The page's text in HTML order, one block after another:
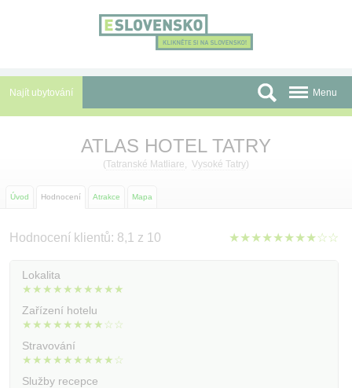
Najít ubytování
Autobusové zájezdy
Atrakce
O nás
Kontakt
Menu
ATLAS HOTEL TATRY
(Tatranské Matliare, Vysoké Tatry)
Úvod Hodnocení Atrakce Mapa
Hodnocení klientů: 8,1 z 10 ★★★★★★★★☆☆
Lokalita
★★★★★★★★★★
Zařízení hotelu
★★★★★★★★☆☆
Stravování
★★★★★★★★★☆
Služby recepce